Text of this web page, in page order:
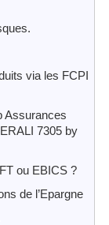
via les FCPI
Assurances
7305 by
ou EBICS ?
de l’Epargne